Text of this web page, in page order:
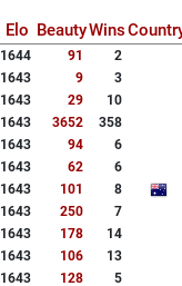
Elo BeautyWins
1644 91
2
1643 9
3
1643 29
10
1643 3652
358
1643 94
6
1643 62
6
1643 101
8
1643 250
7
1643 178
14
1643 106
13
1643 128
5